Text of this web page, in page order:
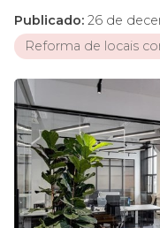
Publicado: 26 de
Reforma de locais